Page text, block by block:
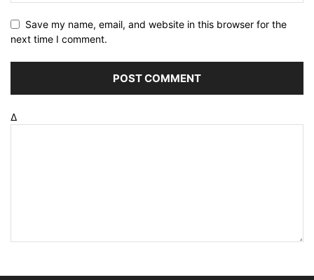
Save my name, email, and website in this browser for the
next time I comment.
Δ